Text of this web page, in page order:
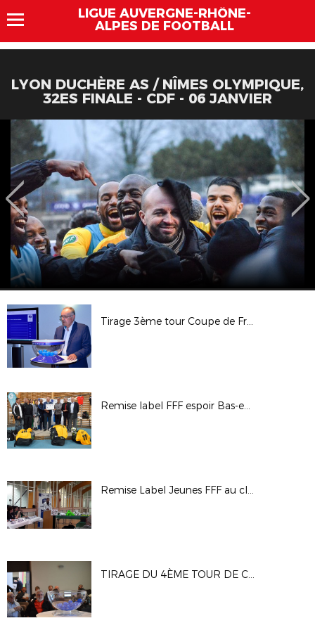
LIGUE AUVERGNE-RHÔNE-
ALPES DE FOOTBALL
LYON DUCHÈRE AS / NÎMES OLYMPIQUE,
32ES FINALE - CDF - 06 JANVIER
Tirage 3ème tour Coupe de France Féminine
Remise label FFF espoir Bas-en-Basset
Remise Label Jeunes FFF au club de l'US Feillens
TIRAGE DU 4ÈME TOUR DE COUPE GAMBARDELLA CREDIT AGRICOLE : LES PHOTOS